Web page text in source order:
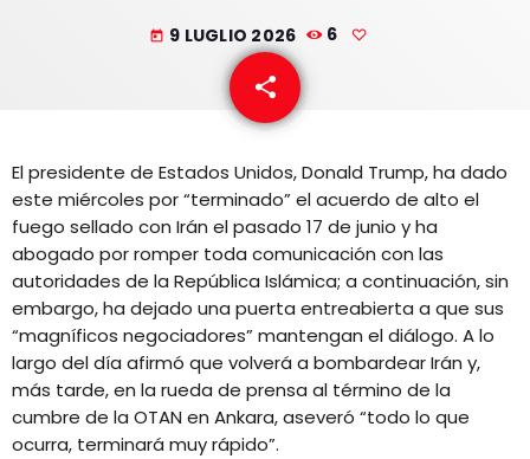
NUESTRAS FRECUENCIAS
NOTICIAS
CONTACTO
today 9 LUGLIO 2026 6
share
email
El presidente de Estados Unidos, Donald Trump, ha dado
este miércoles por “terminado” el acuerdo de alto el
fuego sellado con Irán el pasado 17 de junio y ha
abogado por romper toda comunicación con las
autoridades de la República Islámica; a continuación, sin
embargo, ha dejado una puerta entreabierta a que sus
“magníficos negociadores” mantengan el diálogo. A lo
largo del día afirmó que volverá a bombardear Irán y,
más tarde, en la rueda de prensa al término de la
cumbre de la OTAN en Ankara, aseveró “todo lo que
ocurra, terminará muy rápido”.